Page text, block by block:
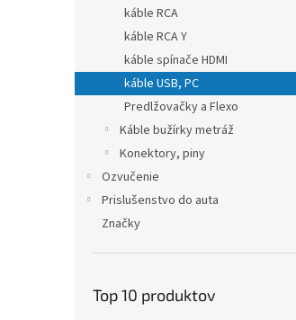
káble RCA
káble RCA Y
káble spínače HDMI
káble USB, PC
Predlžovačky a Flexo
Káble bužírky metráž
Konektory, piny
Ozvučenie
Prislušenstvo do auta
Značky
Top 10 produktov